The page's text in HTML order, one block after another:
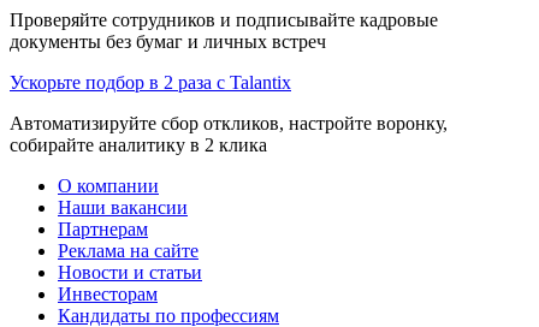
Проверяйте сотрудников и подписывайте кадровые
документы без бумаг и личных встреч
Ускорьте подбор в 2 раза с Talantix
Автоматизируйте сбор откликов, настройте воронку,
собирайте аналитику в 2 клика
О компании
Наши вакансии
Партнерам
Реклама на сайте
Новости и статьи
Инвесторам
Кандидаты по профессиям